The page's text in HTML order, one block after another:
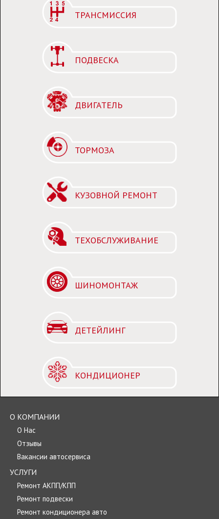
ТРАНСМИССИЯ
ПОДВЕСКА
ДВИГАТЕЛЬ
ТОРМОЗА
КУЗОВНОЙ РЕМОНТ
ТЕХОБСЛУЖИВАНИЕ
ШИНОМОНТАЖ
ДЕТЕЙЛИНГ
КОНДИЦИОНЕР
О КОМПАНИИ
О Нас
Отзывы
Вакансии автосервиса
УСЛУГИ
Ремонт АКПП/КПП
Ремонт подвески
Ремонт кондиционера авто